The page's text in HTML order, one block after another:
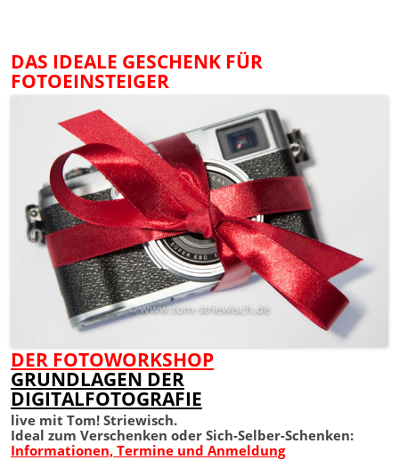
DAS IDEALE GESCHENK FÜR
FOTOEINSTEIGER
DER FOTOWORKSHOP
GRUNDLAGEN DER
DIGITALFOTOGRAFIE
live mit Tom! Striewisch.
Ideal zum Verschenken oder Sich-Selber-Schenken:
Informationen, Termine und Anmeldung